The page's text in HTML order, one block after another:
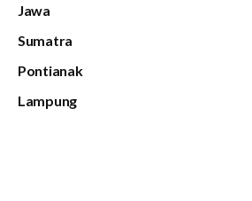
Jawa
Sumatra
Pontianak
Lampung